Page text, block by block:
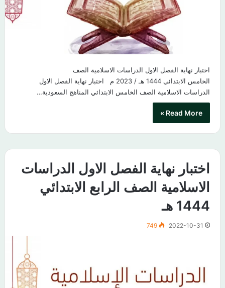
اختبار نهاية الفصل الاول الدراسات الاسلامية الصف
الخامس الابتدائي 1444 هـ / 2023 م اختبار نهاية الفصل الاول
الدراسات الاسلامية الصف الخامس الابتدائي المناهج السعودية…
Read More »
اختبار نهاية الفصل الاول الدراسات
الاسلامية الصف الرابع الابتدائي
1444 هـ
2022-10-31
749